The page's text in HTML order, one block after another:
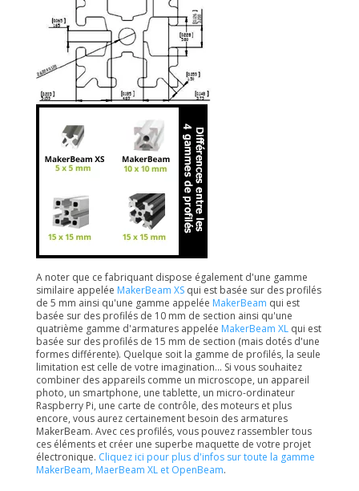
A noter que ce fabriquant dispose également d'une gamme
similaire appelée MakerBeam XS qui est basée sur des profilés
de 5 mm ainsi qu'une gamme appelée MakerBeam qui est
basée sur des profilés de 10 mm de section ainsi qu'une
quatrième gamme d'armatures appelée MakerBeam XL qui est
basée sur des profilés de 15 mm de section (mais dotés d'une
formes différente). Quelque soit la gamme de profilés, la seule
limitation est celle de votre imagination... Si vous souhaitez
combiner des appareils comme un microscope, un appareil
photo, un smartphone, une tablette, un micro-ordinateur
Raspberry Pi, une carte de contrôle, des moteurs et plus
encore, vous aurez certainement besoin des armatures
MakerBeam. Avec ces profilés, vous pouvez rassembler tous
ces éléments et créer une superbe maquette de votre projet
électronique. Cliquez ici pour plus d'infos sur toute la gamme
MakerBeam, MaerBeam XL et OpenBeam.